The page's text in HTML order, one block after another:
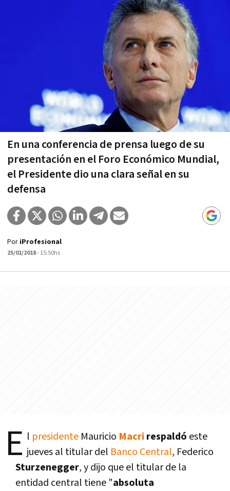
En una conferencia de prensa luego de su
presentación en el Foro Económico Mundial,
el Presidente dio una clara señal en su
defensa
Por iProfesional
25/01/2018- 15:50hs
E l presidente Mauricio Macri respaldó este
jueves al titular del Banco Central, Federico
Sturzenegger, y dijo que el titular de la
entidad central tiene "absoluta